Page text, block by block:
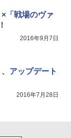
ス コントロー
城編 第一章 猗
版 [Blu-ray]
場版モノノ怪
特典:オリジナル
坤と離】二振りの
「戦場のヴァ
2016年9月7日
アップデート
2016年7月28日